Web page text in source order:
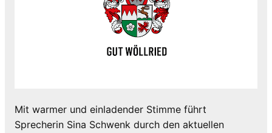
Mit warmer und einladender Stimme führt
Sprecherin Sina Schwenk durch den aktuellen